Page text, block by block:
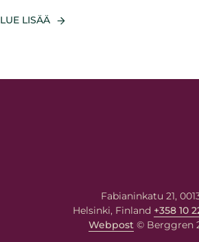
LUE LISÄÄ
Fabianinkatu 21,
Helsinki, Finland +358 10
Webpost© Berggren